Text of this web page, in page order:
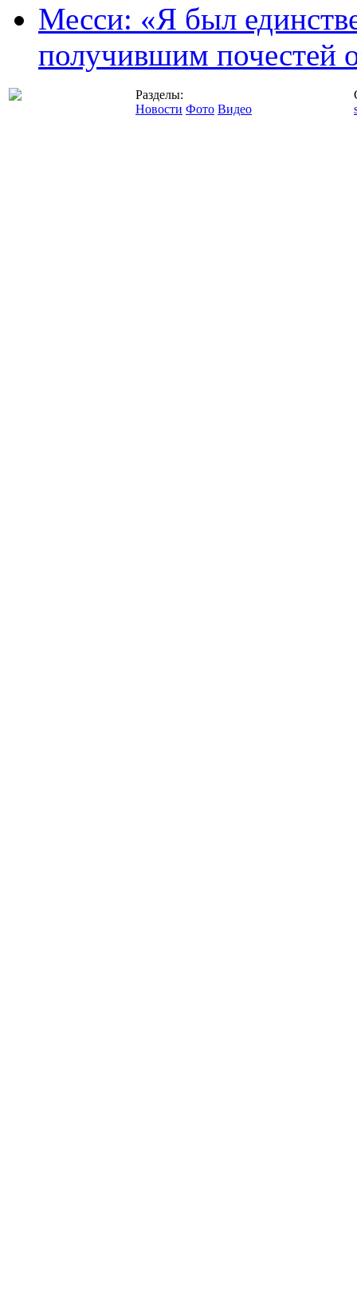
Месси: «Я был
получившим почестей
Разделы:
Новости Фото Видео